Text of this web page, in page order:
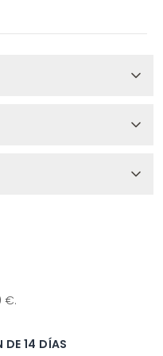
€.
DE 14 DÍAS